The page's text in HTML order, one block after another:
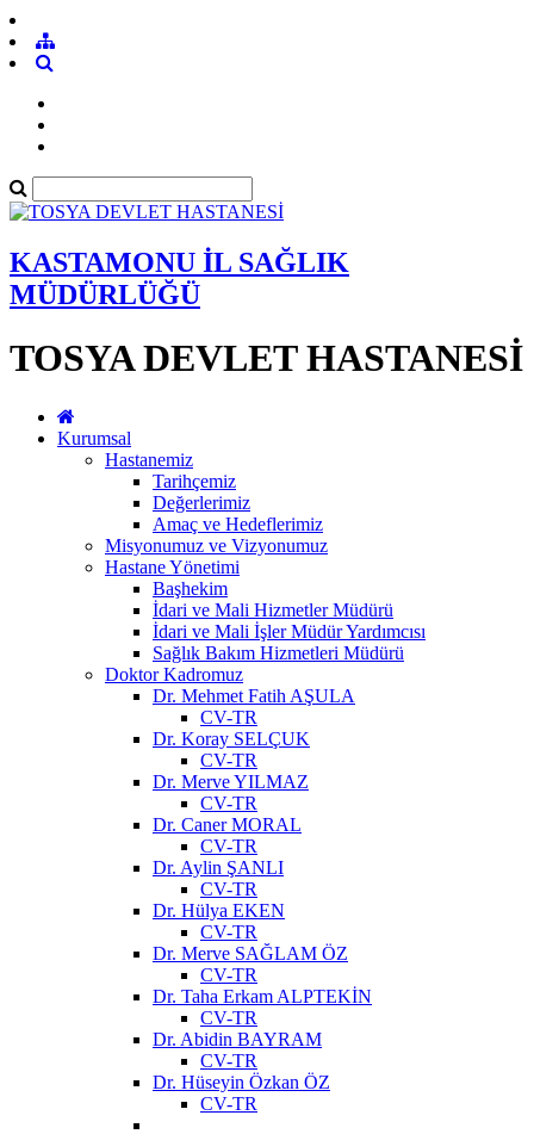
KASTAMONU İL SAĞLIK
MÜDÜRLÜĞÜ
TOSYA DEVLET HASTANESİ
Kurumsal
Hastanemiz
Tarihçemiz
Değerlerimiz
Amaç ve Hedeflerimiz
Misyonumuz ve Vizyonumuz
Hastane Yönetimi
Başhekim
İdari ve Mali Hizmetler Müdürü
İdari ve Mali İşler Müdür Yardımcısı
Sağlık Bakım Hizmetleri Müdürü
Doktor Kadromuz
Dr. Mehmet Fatih AŞULA
CV-TR
Dr. Koray SELÇUK
CV-TR
Dr. Merve YILMAZ
CV-TR
Dr. Caner MORAL
CV-TR
Dr. Aylin ŞANLI
CV-TR
Dr. Hülya EKEN
CV-TR
Dr. Merve SAĞLAM ÖZ
CV-TR
Dr. Taha Erkam ALPTEKİN
CV-TR
Dr. Abidin BAYRAM
CV-TR
Dr. Hüseyin Özkan ÖZ
CV-TR